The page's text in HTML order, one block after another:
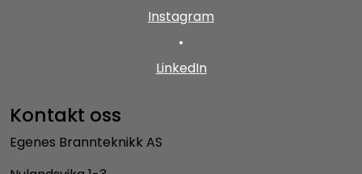
Instagram
•
LinkedIn
Kontakt oss
Egenes Brannteknikk AS